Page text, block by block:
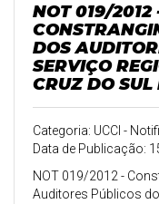
NOT 019/2012
DOS
SERVIÇO
CRUZ DO SUL
Categoria: UCCI -
Data de Publicação:
NOT 019/2012 -
Auditores Públicos